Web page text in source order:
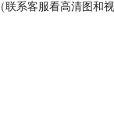
（联系客服看高清图和视